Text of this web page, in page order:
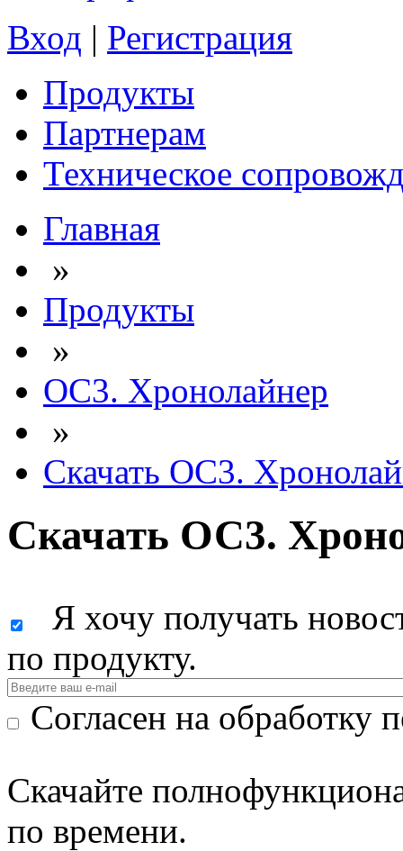
Вход | Регистрация
Продукты
Партнерам
Техническое
Главная
»
Продукты
»
ОС3. Хронолайнер
»
Скачать ОС3.
Скачать ОС3.
Я хочу получать
по продукту.
Согласен на
Скачайте
по времени.